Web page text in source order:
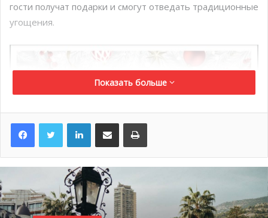
гости получат подарки и смогут отведать традиционные
угощения.
Показать больше
LinkedInПоделиться по электронной почте Распечатать